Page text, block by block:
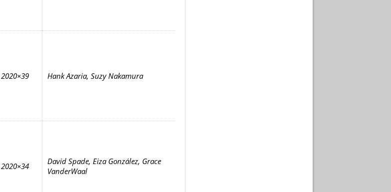
2020×39 Hank Azaria, Suzy Nakamura
2020×34
David Spade, Eiza González, Grace
VanderWaal